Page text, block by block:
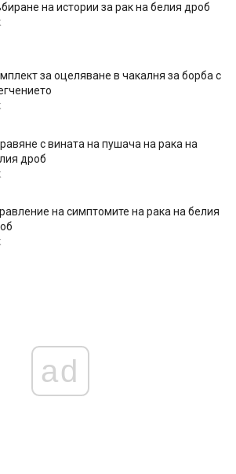
на истории за рак на белия дроб
за оцеляване в чакалня за борба с
с вината на пушача на рака на
дроб
на симптомите на рака на белия
ad